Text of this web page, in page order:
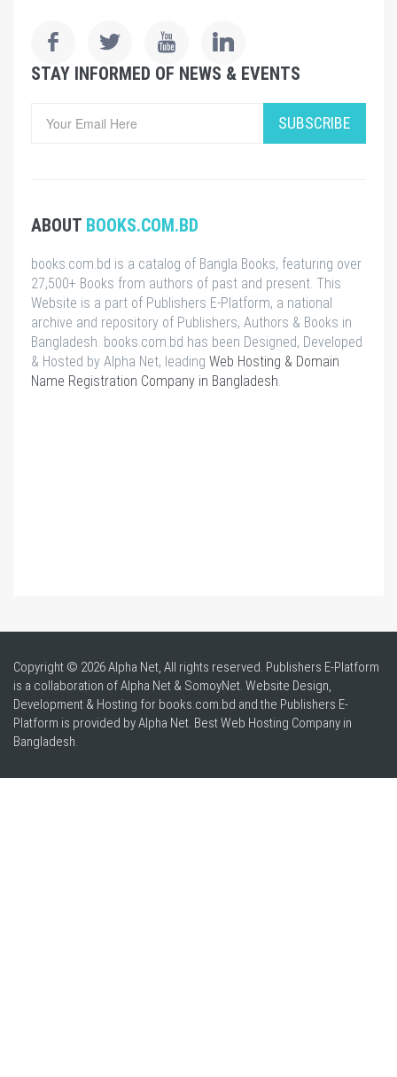
STAY INFORMED OF NEWS & EVENTS
SUBSCRIBE
ABOUT BOOKS.COM.BD
books.com.bd is a catalog of Bangla Books, featuring over
27,500+ Books from authors of past and present. This
Website is a part of Publishers E-Platform, a national
archive and repository of Publishers, Authors & Books in
Bangladesh. books.com.bd has been Designed, Developed
& Hosted by Alpha Net, leading Web Hosting & Domain
Name Registration Company in Bangladesh
Copyright © 2026 Alpha Net, All rights reserved. Publishers E-Platform
is a collaboration of Alpha Net & SomoyNet. Website Design,
Development & Hosting for books.com.bd and the Publishers E-
Platform is provided by Alpha Net. BestWeb Hosting Company in
Bangladesh.